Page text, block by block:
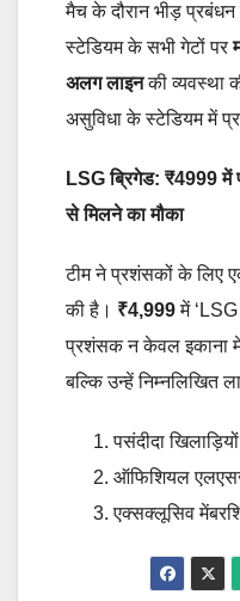
मैच के दौरान भीड़
स्टेडियम के सभी गेटों पर
अलग लाइनकी व्यवस्था
असुविधा के स्टेडियम में
LSGब्रिगेड: ₹4999में
से मिलने का मौका
टीम ने प्रशंसकों के लिए
की है। ₹4,999में ‘LSG
प्रशंसक न केवल इकाना में
बल्कि उन्हें निम्नलिखित
पसंदीदा
ऑफिशियल
एक्सक्लूसिव